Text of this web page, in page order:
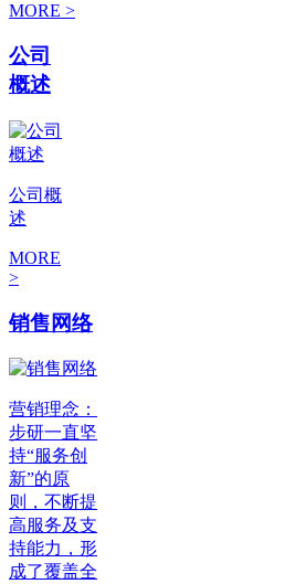
MORE >
公司
概述
公司概
述
MORE
>
销售网络
营销理念：
步研一直坚
持“服务创
新”的原
则，不断提
高服务及支
持能力，形
成了覆盖全